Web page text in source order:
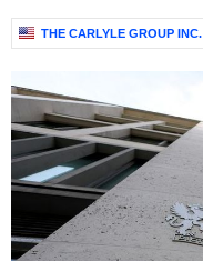
THE CARLYLE GROUP INC.